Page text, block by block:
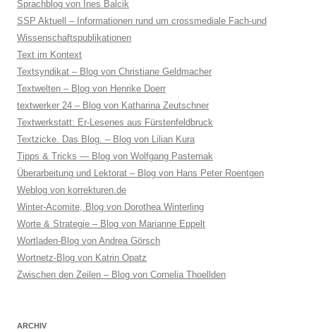
Sprachblog von Ines Balcik
SSP Aktuell – Informationen rund um crossmediale Fach-und
Wissenschaftspublikationen
Text im Kontext
Textsyndikat – Blog von Christiane Geldmacher
Textwelten – Blog von Henrike Doerr
textwerker 24 – Blog von Katharina Zeutschner
Textwerkstatt: Er-Lesenes aus Fürstenfeldbruck
Textzicke. Das Blog. – Blog von Lilian Kura
Tipps & Tricks — Blog von Wolfgang Pasternak
Überarbeitung und Lektorat – Blog von Hans Peter Roentgen
Weblog von korrekturen.de
Winter-Acomite, Blog von Dorothea Winterling
Worte & Strategie – Blog von Marianne Eppelt
Wortladen-Blog von Andrea Görsch
Wortnetz-Blog von Katrin Opatz
Zwischen den Zeilen – Blog von Cornelia Thoellden
ARCHIV